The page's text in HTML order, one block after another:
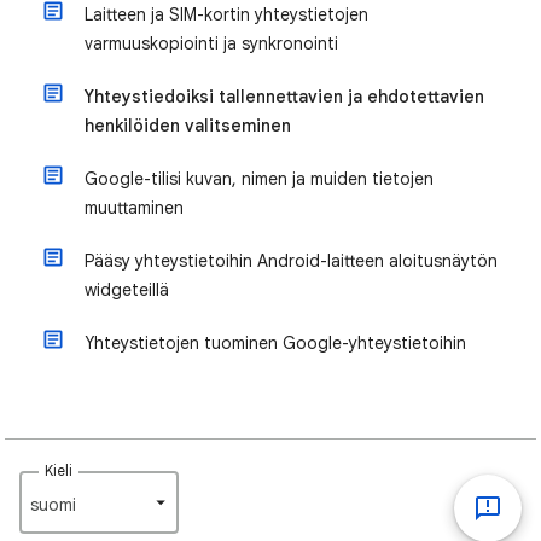
Laitteen ja SIM-kortin yhteystietojen
varmuuskopiointi ja synkronointi
Yhteystiedoiksi tallennettavien ja ehdotettavien
henkilöiden valitseminen
Google-tilisi kuvan, nimen ja muiden tietojen
muuttaminen
Pääsy yhteystietoihin Android-laitteen aloitusnäytön
widgeteillä
Yhteystietojen tuominen Google-yhteystietoihin
Kieli
suomi‎